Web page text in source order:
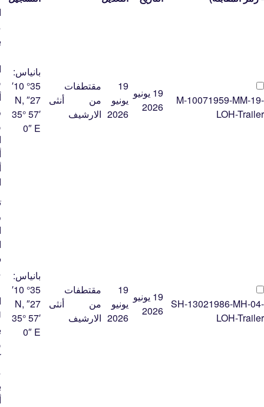
M-10071959-MM-19-
LOH-Trailer
19 يونيو
2026
19
يونيو
2026
مقتطفات
من
الارشيف
أنثى
بانياس:
35° 10′
27″ N,
35° 57′
0″ E
SH-13021986-MH-04-
LOH-Trailer
19 يونيو
2026
19
يونيو
2026
مقتطفات
من
الارشيف
أنثى
بانياس:
35° 10′
27″ N,
35° 57′
0″ E